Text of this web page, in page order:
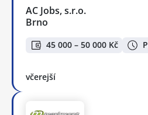
AC Jobs, s.r.o.
Brno
45 000 – 50 000 Kč
včerejší